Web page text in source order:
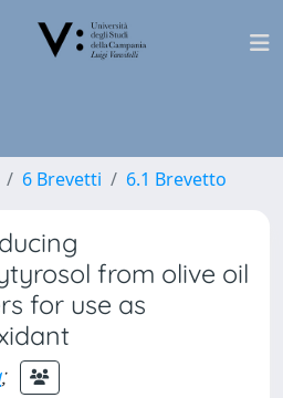
6 Brevetti 6.1 Brevetto
from olive oil
for use as
;